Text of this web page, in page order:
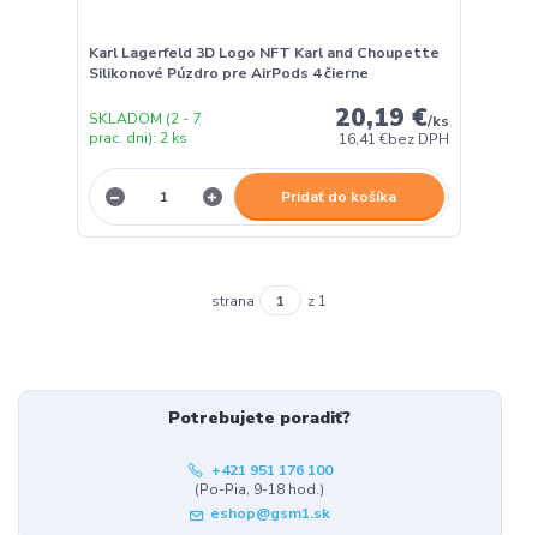
Karl Lagerfeld 3D Logo NFT Karl and Choupette
Silikonové Púzdro pre AirPods 4 čierne
20,19 €/ks
16,41 €bez DPH
SKLADOM (2 - 7
prac. dni): 2 ks
Pridať do košíka
strana z 1
Potrebujete poradiť?
+421 951 176 100
(Po-Pia, 9-18 hod.)
eshop@gsm1.sk